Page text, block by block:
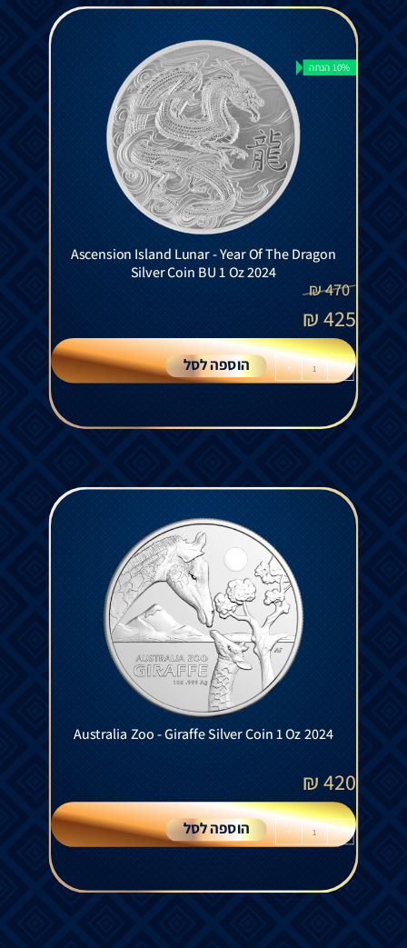
10% הנחה
Ascension Island Lunar - Year Of The Dragon
Silver Coin BU 1 Oz 2024
470
₪
425
₪
-
+ הוספה לסל
Australia Zoo - Giraffe Silver Coin 1 Oz 2024
420
₪
-
+ הוספה לסל